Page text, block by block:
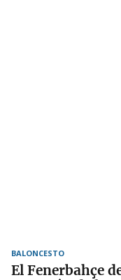
BALONCESTO
El Fenerbahçe